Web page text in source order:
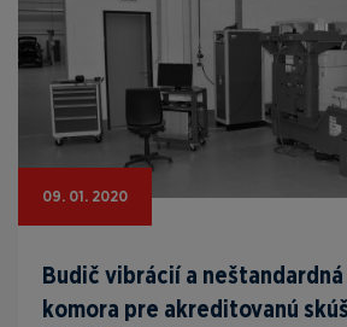
09. 01. 2020
Budič vibrácií a
komora pre akreditovanú